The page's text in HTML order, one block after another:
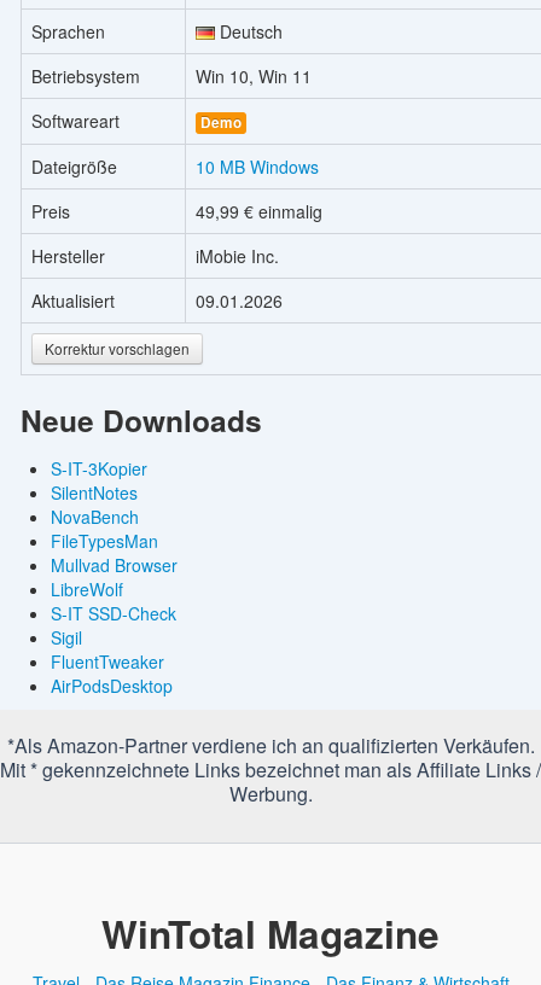
Sprachen
Deutsch
Betriebsystem
Win 10, Win 11
Softwareart
Demo
Dateigröße
10 MB Windows
Preis
49,99 € einmalig
Hersteller
iMobie Inc.
Aktualisiert
09.01.2026
Korrektur vorschlagen
Neue Downloads
S-IT-3Kopier
SilentNotes
NovaBench
FileTypesMan
Mullvad Browser
LibreWolf
S-IT SSD-Check
Sigil
FluentTweaker
AirPodsDesktop
*Als Amazon-Partner verdiene ich an qualifizierten Verkäufen.
Mit * gekennzeichnete Links bezeichnet man als Affiliate Links /
Werbung.
WinTotal Magazine